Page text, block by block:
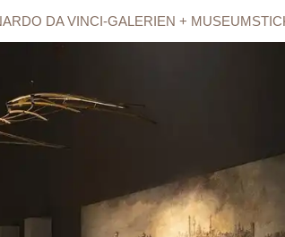
DA VINCI-GALERIEN +